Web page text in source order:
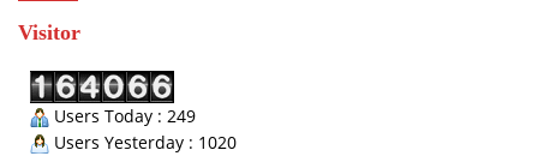
Visitor
Users Today : 249
Users Yesterday : 1020